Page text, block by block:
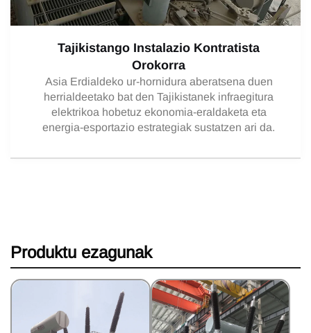
Tajikistango Instalazio Kontratista
Orokorra
Asia Erdialdeko ur-hornidura aberatsena duen
herrialdeetako bat den Tajikistanek infraegitura
elektrikoa hobetuz ekonomia-eraldaketa eta
energia-esportazio estrategiak sustatzen ari da.
Produktu ezagunak